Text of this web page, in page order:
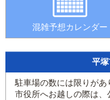
混雑予想カレンダー
平
駐車場の数には限りがあ
市役所へお越しの際は